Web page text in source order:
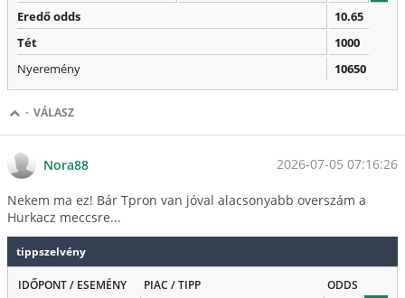
Eredő odds
10.65
Tét
1000
Nyeremény
10650
· VÁLASZ
Nora88 2026-07-05 07:16:26
Nekem ma ez! Bár Tpron van jóval alacsonyabb overszám a
Hurkacz meccsre...
tippszelvény
IDŐPONT / ESEMÉNY PIAC / TIPP ODDS